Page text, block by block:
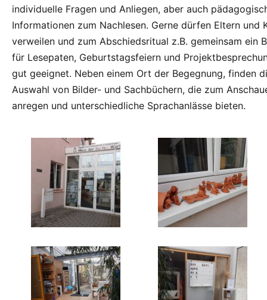
individuelle Fragen und Anliegen, aber auch
Informationen zum Nachlesen. Gerne dürfen Eltern und
verweilen und zum Abschiedsritual z.B. gemeinsam ein
für Lesepaten, Geburtstagsfeiern und
gut geeignet. Neben einem Ort der Begegnung, finden
Auswahl von Bilder- und Sachbüchern, die zum
anregen und unterschiedliche Sprachanlässe bieten.